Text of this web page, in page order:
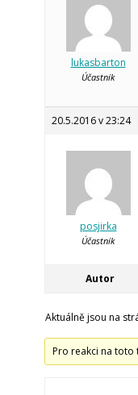
lukasbarton
Účastník
20.5.2016 v 23:24
posjirka
Účastník
Autor
Aktuálně jsou na
Pro reakci na toto